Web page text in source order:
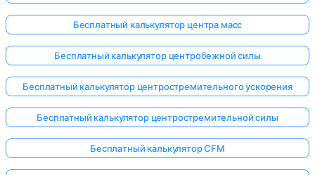
Бесплатный калькулятор центра масс
Бесплатный калькулятор центробежной силы
Бесплатный калькулятор центростремительного ускорения
Бесплатный калькулятор центростремительной силы
Бесплатный калькулятор CFM